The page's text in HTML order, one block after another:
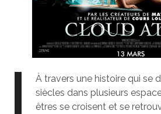
À travers une histoire qui se
siècles dans plusieurs
êtres se croisent et se